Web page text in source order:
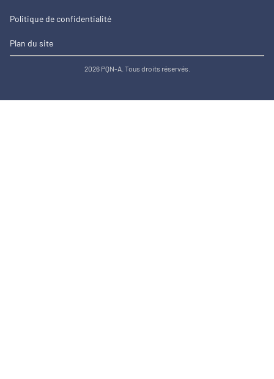
Politique de confidentialité
Plan du site
2026 PQN-A. Tous droits réservés.